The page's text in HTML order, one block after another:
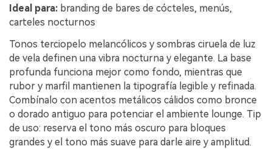
Ideal para: branding de bares de cócteles, menús,
carteles nocturnos
Tonos terciopelo melancólicos y sombras ciruela de luz
de vela definen una vibra nocturna y elegante. La base
profunda funciona mejor como fondo, mientras que
rubor y marfil mantienen la tipografía legible y refinada.
Combínalo con acentos metálicos cálidos como bronce
o dorado antiguo para potenciar el ambiente lounge. Tip
de uso: reserva el tono más oscuro para bloques
grandes y el tono más suave para darle aire y amplitud.